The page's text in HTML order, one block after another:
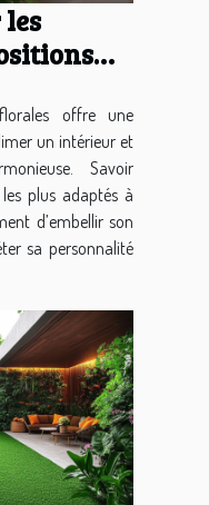
offre une
un intérieur et
Savoir
plus adaptés à
d’embellir son
sa personnalité